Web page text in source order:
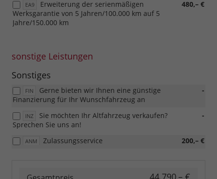
EA9 480,– €
Erweiterung der serienmäßigen
Werksgarantie von 5 Jahren/100.000 km auf 5
Jahre/150.000 km
sonstige Leistungen
Sonstiges
FIN -
Gerne bieten wir Ihnen eine günstige
Finanzierung für Ihr Wunschfahrzeug an
INZ -
Sie möchten Ihr Altfahrzeug verkaufen?
Sprechen Sie uns an!
ANM 200,– €
Zulassungsservice